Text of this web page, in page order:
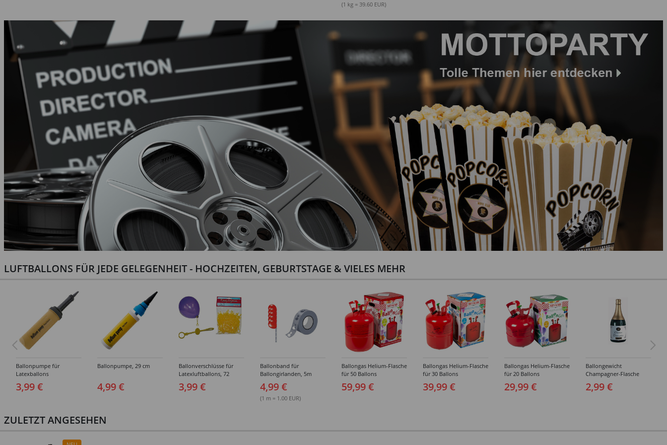
(1 kg = 39.60 EUR)
LUFTBALLONS FÜR JEDE GELEGENHEIT - HOCHZEITEN, GEBURTSTAGE & VIELES MEHR
Ballonpumpe für
Latexballons
3,99 €
Ballonpumpe, 29 cm
4,99 €
Ballonverschlüsse für
Latexluftballons, 72
Stück
3,99 €
Ballonband für
Ballongirlanden, 5m
Deko-Band aus PVC
4,99 €
(1 m = 1.00 EUR)
Ballongas Helium-Flasche
für 50 Ballons
59,99 €
Ballongas Helium-Flasche
für 30 Ballons
39,99 €
Ballongas Helium-Flasche
für 20 Ballons
29,99 €
Ballongewicht
Champagner-Flasche
2,99 €
ZULETZT ANGESEHEN